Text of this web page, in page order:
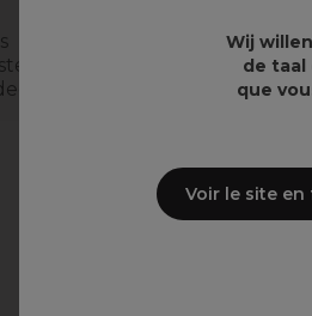
van deze borstel is
Wij
de taal
que
Voir le site en